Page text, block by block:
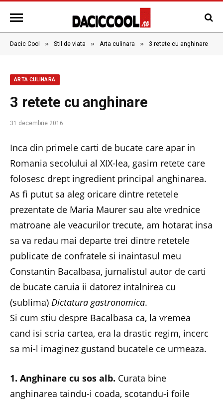
Dacic Cool » Stil de viata » Arta culinara » 3 retete cu anghinare
ARTA CULINARA
3 retete cu anghinare
31 decembrie 2016
Inca din primele carti de bucate care apar in
Romania secolului al XIX-lea, gasim retete care
folosesc drept ingredient principal anghinarea.
As fi putut sa aleg oricare dintre retetele
prezentate de Maria Maurer sau alte vrednice
matroane ale veacurilor trecute, am hotarat insa
sa va redau mai departe trei dintre retetele
publicate de confratele si inaintasul meu
Constantin Bacalbasa, jurnalistul autor de carti
de bucate caruia ii datorez intalnirea cu
(sublima) Dictatura gastronomica.
Si cum stiu despre Bacalbasa ca, la vremea
cand isi scria cartea, era la drastic regim, incerc
sa mi-l imaginez gustand bucatele ce urmeaza.
1. Anghinare cu sos alb. Curata bine
anghinarea taindu-i coada, scotandu-i foile